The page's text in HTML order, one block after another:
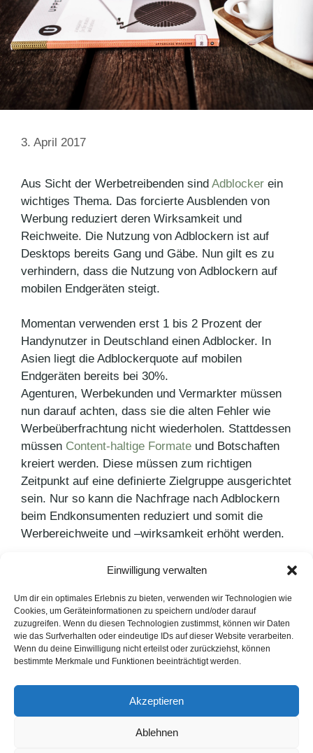
Einwilligung verwalten
Um dir ein optimales Erlebnis zu bieten, verwenden wir Technologien wie
Cookies, um Geräteinformationen zu speichern und/oder darauf
zuzugreifen. Wenn du diesen Technologien zustimmst, können wir Daten
wie das Surfverhalten oder eindeutige IDs auf dieser Website verarbeiten.
Wenn du deine Einwilligung nicht erteilst oder zurückziehst, können
bestimmte Merkmale und Funktionen beeinträchtigt werden.
Akzeptieren
Ablehnen
3. April 2017
Aus Sicht der Werbetreibenden sind Adblocker ein
wichtiges Thema. Das forcierte Ausblenden von
Werbung reduziert deren Wirksamkeit und
Reichweite. Die Nutzung von Adblockern ist auf
Desktops bereits Gang und Gäbe. Nun gilt es zu
verhindern, dass die Nutzung von Adblockern auf
mobilen Endgeräten steigt.
Momentan verwenden erst 1 bis 2 Prozent der
Handynutzer in Deutschland einen Adblocker. In
Asien liegt die Adblockerquote auf mobilen
Endgeräten bereits bei 30%.
Agenturen, Werbekunden und Vermarkter müssen
nun darauf achten, dass sie die alten Fehler wie
Werbeüberfrachtung nicht wiederholen. Stattdessen
müssen Content-haltige Formate und Botschaften
kreiert werden. Diese müssen zum richtigen
Zeitpunkt auf eine definierte Zielgruppe ausgerichtet
sein. Nur so kann die Nachfrage nach Adblockern
beim Endkonsumenten reduziert und somit die
Werbereichweite und –wirksamkeit erhöht werden.
Schlagwörter
Adblocker
Give Aways
Augmented Reality